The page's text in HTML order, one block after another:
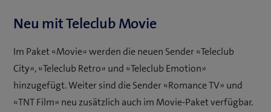
Neu mit Teleclub Movie
Im Paket «Movie» werden die neuen Sender «Teleclub
City», «Teleclub Retro» und «Teleclub Emotion»
hinzugefügt. Weiter sind die Sender «Romance TV» und
«TNT Film» neu zusätzlich auch im Movie-Paket verfügbar.